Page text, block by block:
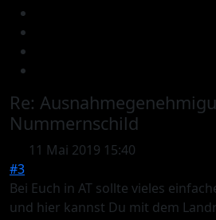
Re:
Nummernschild
11 Mai 2019 15:40
#3
Bei Euch in AT sollte vieles
und hier kannst Du mit dem